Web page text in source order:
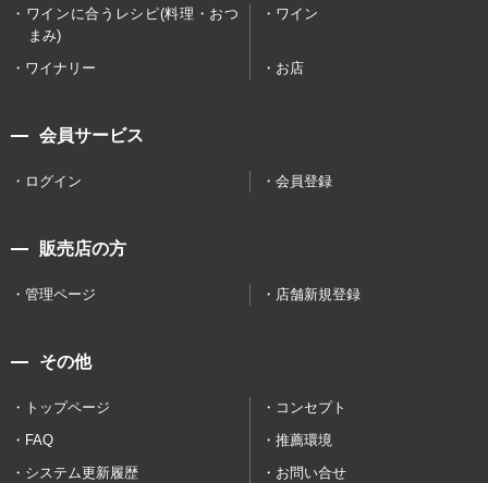
ワインに合うレシピ(料理・おつ
まみ)
ワイン
ワイナリー お店
会員サービス
ログイン 会員登録
販売店の方
管理ページ 店舗新規登録
その他
トップページ
コンセプト
FAQ
推薦環境
システム更新履歴
お問い合せ